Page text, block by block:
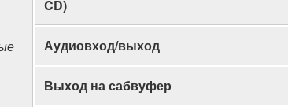
CD)
Аудиовход/выход
Выход на сабвуфер